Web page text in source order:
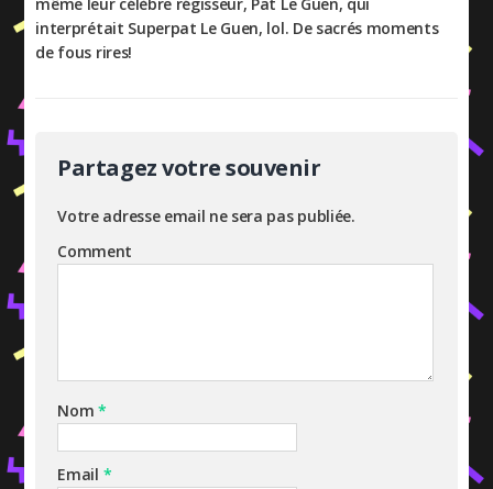
interprétait Superpat Le Guen, lol. De sacrés moments
de fous rires!
Partagez votre souvenir
Votre adresse email ne sera pas publiée.
Comment
Nom*
Email *